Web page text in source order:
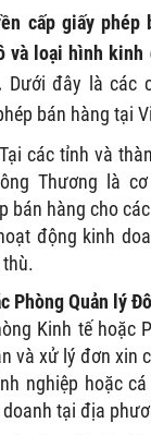
cấp giấy phép
và loại hình kinh
Dưới đây là các
bán hàng tại
các tỉnh và
Thương là
bán hàng cho
động kinh
Phòng Quản lý
Kinh tế hoặc
và xử lý đơn xin
nghiệp hoặc
tại địa